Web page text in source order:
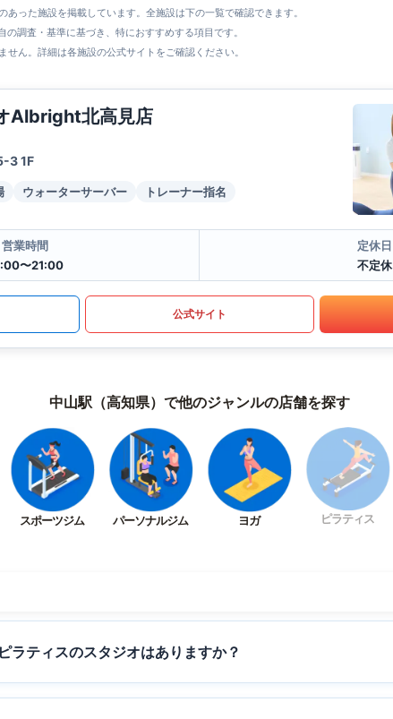
った施設を掲載しています。全施設は下の一覧で確認できます。
調査・基準に基づき、特におすすめする項目です。
ん。詳細は各施設の公式サイトをご確認ください。
Albright北高見店
3 1F
ウォーターサーバー トレーナー指名
営業時間
〜21:00
定休日
不定休
公式サイト
中山駅（高知県）で他のジャンルの店舗を探す
スポーツジム パーソナルジム ヨガ ピラティス
ラティスのスタジオはありますか？